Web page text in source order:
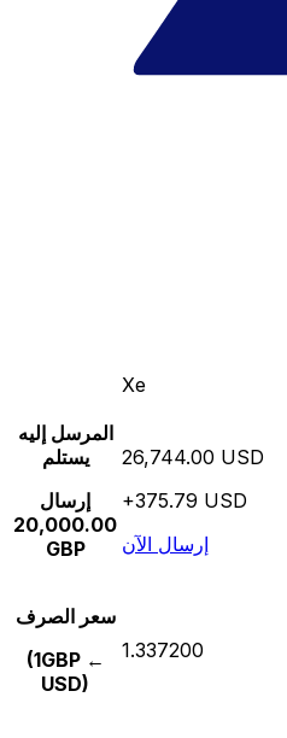
Xe
المرسل إليه
يستلم
إرسال
20,000.00
GBP
26,744.00 USD
+375.79 USD
إرسال الآن
سعر الصرف
(1GBP ←
USD)
1.337200